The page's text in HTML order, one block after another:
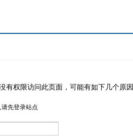
有权限访问此页面，可能有如下几个原因
先登录站点